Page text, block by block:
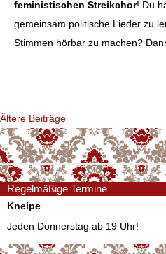
feministischen Streikchor! Du
gemeinsam politische Lieder zu
Stimmen hörbar zu machen?
Beitragsnavigation
Ältere Beiträge
Regelmäßige Termine
Kneipe
Jeden Donnerstag ab 19 Uhr!